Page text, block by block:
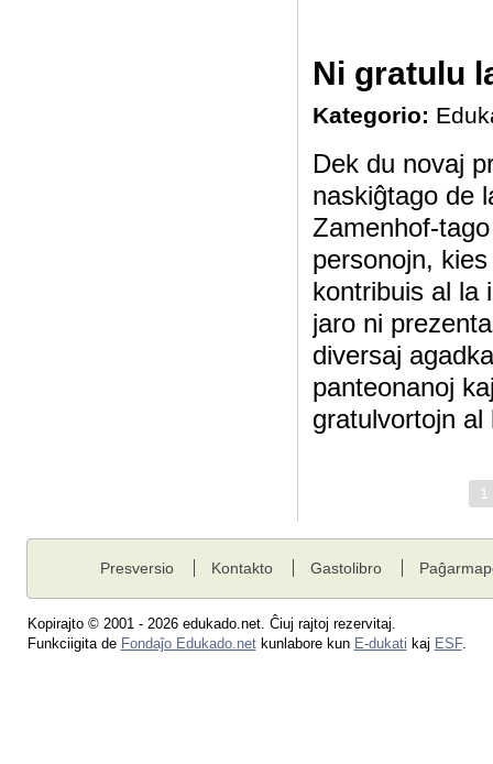
Ni gratulu
Kategorio:
Dek du novaj
naskiĝtago de
Zamenhof-
personojn,
kontribuis al la
jaro ni
diversaj
panteonanoj
gratulvortojn
1
Presversio Kontakto Gastolibro
Kopirajto © 2001 - 2026 edukado.net. Ĉiuj rajtoj rezervitaj.
Funkciigita de Fondaĵo Edukado.netkunlabore kun E-dukati kaj ESF.